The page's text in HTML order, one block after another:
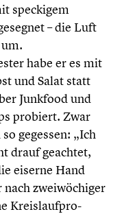
speckigem
– die Luft
habe er es mit
und Salat statt
Junkfood und
probiert. Zwar
gegessen: „Ich
drauf geachtet,
eiserne Hand
zweiwö­chi­ger
Kreis­lauf­pro­